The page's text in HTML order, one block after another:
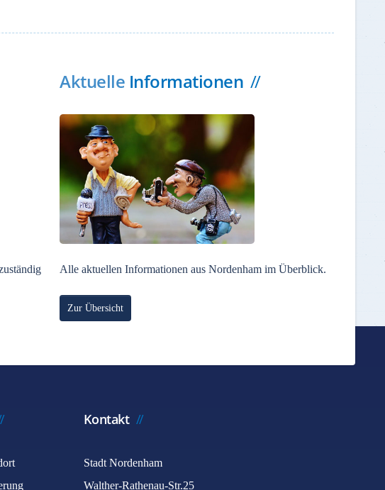
Aktuelle Informationen
Alle aktuellen Informationen aus Nordenham im Überblick.
Zur Übersicht
Kontakt
Stadt Nordenham
Walther-Rathenau-Str.25